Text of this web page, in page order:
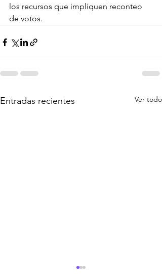
los recursos que impliquen reconteo
de votos.
Entradas recientes Ver todo